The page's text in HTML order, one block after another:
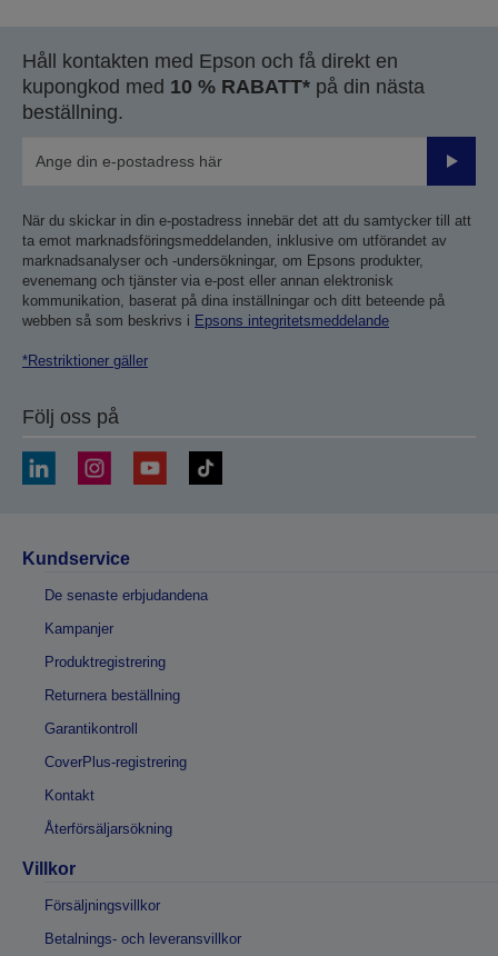
Håll kontakten med Epson och få direkt en
kupongkod med 10 % RABATT* på din nästa
beställning.
Skicka
När du skickar in din e-postadress innebär det att du samtycker till att
ta emot marknadsföringsmeddelanden, inklusive om utförandet av
marknadsanalyser och -undersökningar, om Epsons produkter,
evenemang och tjänster via e-post eller annan elektronisk
kommunikation, baserat på dina inställningar och ditt beteende på
webben så som beskrivs i Epsons integritetsmeddelande
*Restriktioner gäller
Följ oss på
Kundservice
De senaste erbjudandena
Kampanjer
Produktregistrering
Returnera beställning
Garantikontroll
CoverPlus-registrering
Kontakt
Återförsäljarsökning
Villkor
Försäljningsvillkor
Betalnings- och leveransvillkor